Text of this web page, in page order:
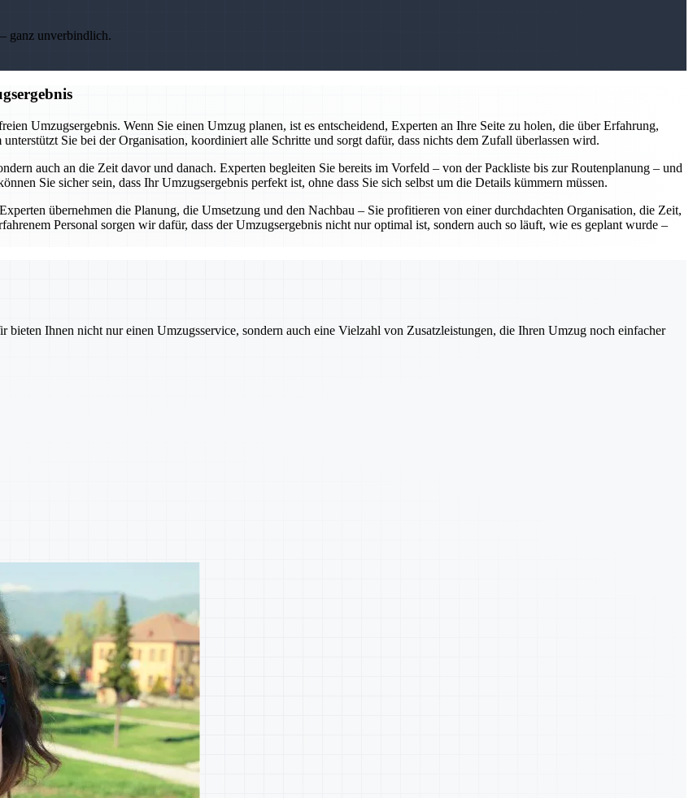
ganz unverbindlich.
Umzugsergebnis. Wenn Sie einen Umzug planen, ist es entscheidend, Experten an Ihre Seite zu holen, die über Erfahrung,
Sie bei der Organisation, koordiniert alle Schritte und sorgt dafür, dass nichts dem Zufall überlassen wird.
auch an die Zeit davor und danach. Experten begleiten Sie bereits im Vorfeld – von der Packliste bis zur Routenplanung – und
Sie sicher sein, dass Ihr Umzugsergebnis perfekt ist, ohne dass Sie sich selbst um die Details kümmern müssen.
übernehmen die Planung, die Umsetzung und den Nachbau – Sie profitieren von einer durchdachten Organisation, die Zeit,
Personal sorgen wir dafür, dass der Umzugsergebnis nicht nur optimal ist, sondern auch so läuft, wie es geplant wurde –
Ihnen nicht nur einen Umzugsservice, sondern auch eine Vielzahl von Zusatzleistungen, die Ihren Umzug noch einfacher